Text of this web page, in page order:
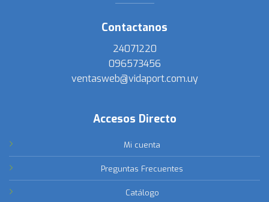
Contactanos
24071220
096573456
ventasweb@vidaport.com.uy
Accesos Directo
Mi cuenta
Preguntas Frecuentes
Catálogo